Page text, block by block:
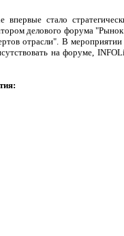
стало
делового форума
отрасли". В
на форуме,